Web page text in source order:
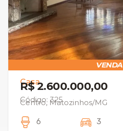
VENDA
Casa
R$ 2.600.000,00
Código: 325
Centro, Matozinhos/MG
6 3